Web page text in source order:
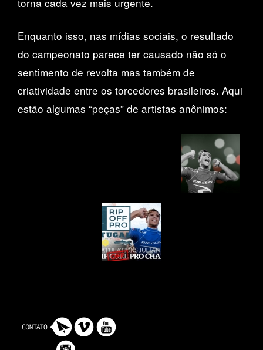
Enquanto isso, nas mídias sociais, o resultado
do campeonato parece ter causado não só o
sentimento de revolta mas também de
criatividade entre os torcedores brasileiros. Aqui
estão algumas “peças” de artistas anônimos: